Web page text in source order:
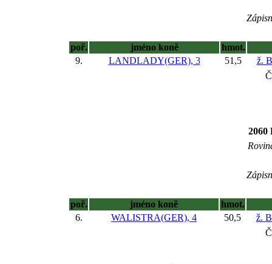
poř. jméno koně
hmot.
9.
LANDLADY(GER), 3 51,5
ž.
poř. jméno koně
hmot.
6.
WALISTRA(GER), 4 50,5
ž.